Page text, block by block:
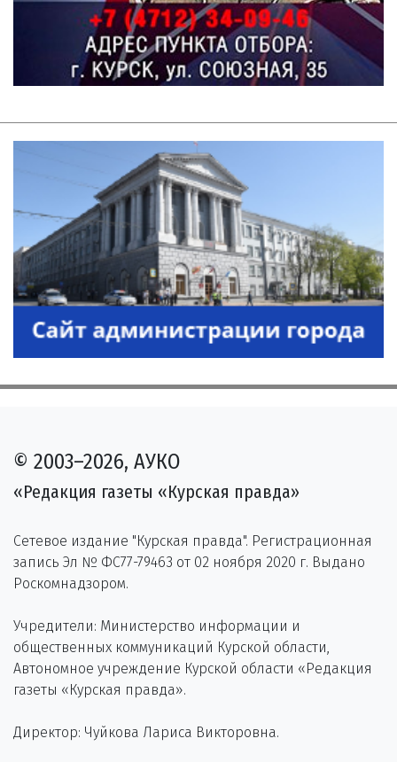
© 2003–2026, АУКО
«Редакция газеты «Курская правда»
Сетевое издание "Курская правда". Регистрационная
запись Эл № ФС77-79463 от 02 ноября 2020 г. Выдано
Роскомнадзором.
Учредители: Министерство информации и
общественных коммуникаций Курской области,
Автономное учреждение Курской области «Редакция
газеты «Курская правда».
Директор: Чуйкова Лариса Викторовна.